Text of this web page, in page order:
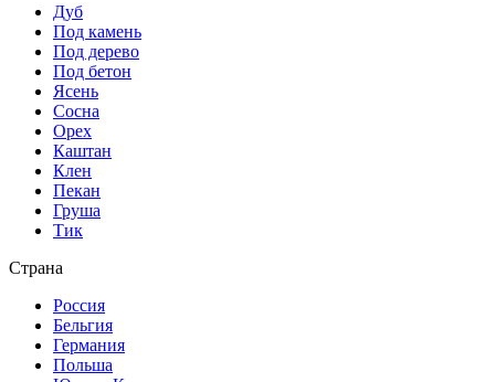
Дуб
Под камень
Под дерево
Под бетон
Ясень
Сосна
Орех
Каштан
Клен
Пекан
Груша
Тик
Страна
Россия
Бельгия
Германия
Польша